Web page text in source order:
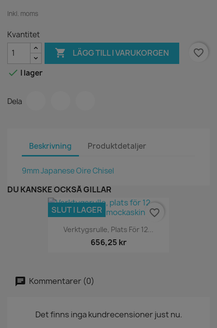
Inkl. moms
Kvantitet
 LÄGG TILL I VARUKORGEN
favorite_border
 I lager
Dela
Beskrivning Produktdetaljer
9mm Japanese Oire Chisel
DU KANSKE OCKSÅ GILLAR
Verktygsrulle, Plats För 12...
656,25 kr
SLUT I LAGER favorite_border
Kommentarer (0)
Det finns inga kundrecensioner just nu.